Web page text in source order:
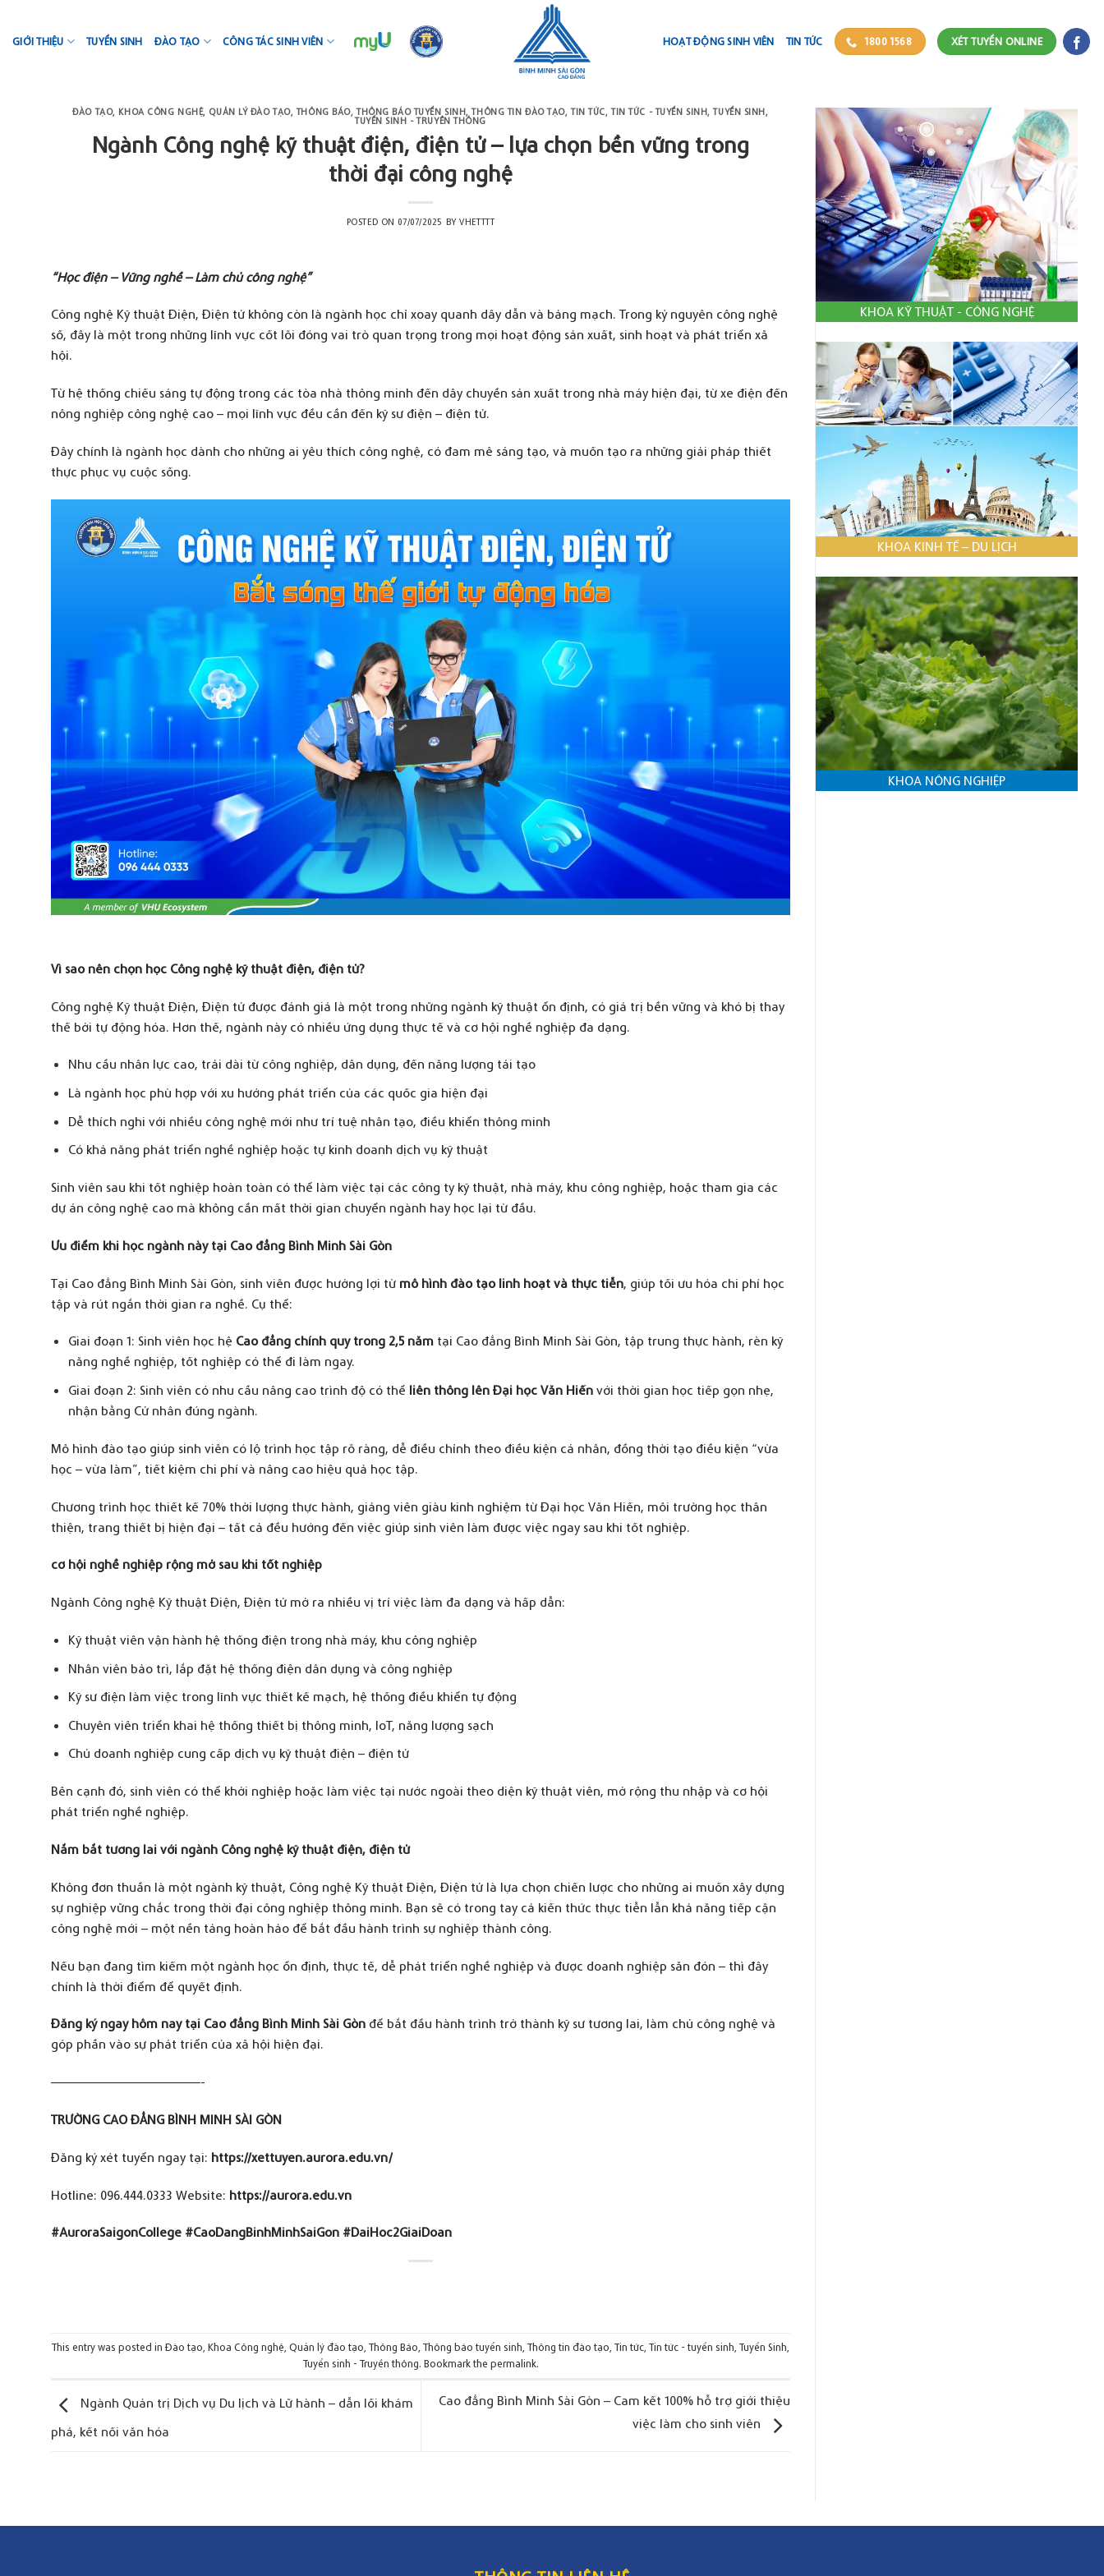
content
GIỚI THIỆU TUYỂN SINH ĐÀO TẠO CÔNG TÁC SINH VIÊN HOẠT ĐỘNG SINH VIÊN TIN TỨC 1800 1568 XÉT TUYỂN ONLINE
ĐÀO TẠO, KHOA CÔNG NGHỆ, QUẢN LÝ ĐÀO TẠO,THÔNG BÁO,THÔNG BÁO TUYỂN SINH,THÔNG TIN ĐÀO TẠO,TIN TỨC,TIN TỨC - TUYỂN SINH,TUYỂN SINH,
TUYỂN SINH - TRUYỀN THÔNG
Ngành Công nghệ kỹ thuật điện, điện tử – lựa chọn bền vững trong
thời đại công nghệ
POSTED ON 07/07/2025 BYVHETTTT
“Học điện – Vững nghề – Làm chủ công nghệ”
Công nghệ Kỹ thuật Điện, Điện tử không còn là ngành học chỉ xoay quanh dây dẫn và bảng mạch. Trong kỷ nguyên công nghệ
số, đây là một trong những lĩnh vực cốt lõi đóng vai trò quan trọng trong mọi hoạt động sản xuất, sinh hoạt và phát triển xã
hội.
Từ hệ thống chiếu sáng tự động trong các tòa nhà thông minh đến dây chuyền sản xuất trong nhà máy hiện đại, từ xe điện đến
nông nghiệp công nghệ cao – mọi lĩnh vực đều cần đến kỹ sư điện – điện tử.
Đây chính là ngành học dành cho những ai yêu thích công nghệ, có đam mê sáng tạo, và muốn tạo ra những giải pháp thiết
thực phục vụ cuộc sống.
Vì sao nên chọn học Công nghệ kỹ thuật điện, điện tử?
Công nghệ Kỹ thuật Điện, Điện tử được đánh giá là một trong những ngành kỹ thuật ổn định, có giá trị bền vững và khó bị thay
thế bởi tự động hóa. Hơn thế, ngành này có nhiều ứng dụng thực tế và cơ hội nghề nghiệp đa dạng.
Nhu cầu nhân lực cao, trải dài từ công nghiệp, dân dụng, đến năng lượng tái tạo
Là ngành học phù hợp với xu hướng phát triển của các quốc gia hiện đại
Dễ thích nghi với nhiều công nghệ mới như trí tuệ nhân tạo, điều khiển thông minh
Có khả năng phát triển nghề nghiệp hoặc tự kinh doanh dịch vụ kỹ thuật
Sinh viên sau khi tốt nghiệp hoàn toàn có thể làm việc tại các công ty kỹ thuật, nhà máy, khu công nghiệp, hoặc tham gia các
dự án công nghệ cao mà không cần mất thời gian chuyển ngành hay học lại từ đầu.
Ưu điểm khi học ngành này tại Cao đẳng Bình Minh Sài Gòn
Tại Cao đẳng Bình Minh Sài Gòn, sinh viên được hưởng lợi từ mô hình đào tạo linh hoạt và thực tiễn, giúp tối ưu hóa chi phí học
tập và rút ngắn thời gian ra nghề. Cụ thể:
Giai đoạn 1: Sinh viên học hệ Cao đẳng chính quy trong 2,5 nămtại Cao đẳng Bình Minh Sài Gòn, tập trung thực hành, rèn kỹ
năng nghề nghiệp, tốt nghiệp có thể đi làm ngay.
Giai đoạn 2: Sinh viên có nhu cầu nâng cao trình độ có thể liên thông lên Đại học Văn Hiếnvới thời gian học tiếp gọn nhẹ,
nhận bằng Cử nhân đúng ngành.
Mô hình đào tạo giúp sinh viên có lộ trình học tập rõ ràng, dễ điều chỉnh theo điều kiện cá nhân, đồng thời tạo điều kiện “vừa
học – vừa làm”, tiết kiệm chi phí và nâng cao hiệu quả học tập.
Chương trình học thiết kế 70% thời lượng thực hành, giảng viên giàu kinh nghiệm từ Đại học Văn Hiến, môi trường học thân
thiện, trang thiết bị hiện đại – tất cả đều hướng đến việc giúp sinh viên làm được việc ngay sau khi tốt nghiệp.
cơ hội nghề nghiệp rộng mở sau khi tốt nghiệp
Ngành Công nghệ Kỹ thuật Điện, Điện tử mở ra nhiều vị trí việc làm đa dạng và hấp dẫn:
Kỹ thuật viên vận hành hệ thống điện trong nhà máy, khu công nghiệp
Nhân viên bảo trì, lắp đặt hệ thống điện dân dụng và công nghiệp
Kỹ sư điện làm việc trong lĩnh vực thiết kế mạch, hệ thống điều khiển tự động
Chuyên viên triển khai hệ thống thiết bị thông minh, IoT, năng lượng sạch
Chủ doanh nghiệp cung cấp dịch vụ kỹ thuật điện – điện tử
Bên cạnh đó, sinh viên có thể khởi nghiệp hoặc làm việc tại nước ngoài theo diện kỹ thuật viên, mở rộng thu nhập và cơ hội
phát triển nghề nghiệp.
Nắm bắt tương lai với ngành Công nghệ kỹ thuật điện, điện tử
Không đơn thuần là một ngành kỹ thuật, Công nghệ Kỹ thuật Điện, Điện tử là lựa chọn chiến lược cho những ai muốn xây dựng
sự nghiệp vững chắc trong thời đại công nghiệp thông minh. Bạn sẽ có trong tay cả kiến thức thực tiễn lẫn khả năng tiếp cận
công nghệ mới – một nền tảng hoàn hảo để bắt đầu hành trình sự nghiệp thành công.
Nếu bạn đang tìm kiếm một ngành học ổn định, thực tế, dễ phát triển nghề nghiệp và được doanh nghiệp săn đón – thì đây
chính là thời điểm để quyết định.
Đăng ký ngay hôm nay tại Cao đẳng Bình Minh Sài Gòn để bắt đầu hành trình trở thành kỹ sư tương lai, làm chủ công nghệ và
góp phần vào sự phát triển của xã hội hiện đại.
——————————————-
TRƯỜNG CAO ĐẲNG BÌNH MINH SÀI GÒN
Đăng ký xét tuyển ngay tại: https://xettuyen.aurora.edu.vn/
Hotline: 096.444.0333 Website: https://aurora.edu.vn
#AuroraSaigonCollege #CaoDangBinhMinhSaiGon #DaiHoc2GiaiDoan
This entry was posted inĐào tạo, Khoa Công nghệ, Quản lý đào tạo, Thông Báo, Thông báo tuyển sinh, Thông tin đào tạo, Tin tức, Tin tức - tuyển sinh, Tuyển Sinh,
Tuyển sinh - Truyền thông. Bookmark the permalink.
Ngành Quản trị Dịch vụ Du lịch và Lữ hành – dẫn lối khám
phá, kết nối văn hóa
Cao đẳng Bình Minh Sài Gòn – Cam kết 100% hỗ trợ giới thiệu
việc làm cho sinh viên
KHOA KỸ THUẬT - CÔNG NGHỆ
KHOA KINH TẾ – DU LỊCH
KHOA NÔNG NGHIỆP